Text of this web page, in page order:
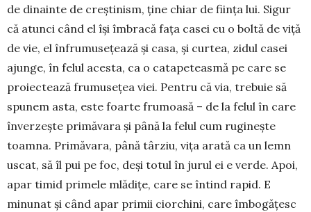
de dinainte de creștinism, ține chiar de ființa lui. Sigur
că atunci când el își îmbracă fața casei cu o boltă de viță
de vie, el înfrumusețează și casa, și curtea, zidul casei
ajunge, în felul acesta, ca o catapeteasmă pe care se
proiectează frumusețea viei. Pentru că via, trebuie să
spunem asta, este foarte frumoasă – de la felul în care
înverzește primăvara și până la felul cum ruginește
toamna. Primăvara, până târziu, vița arată ca un lemn
uscat, să îl pui pe foc, deși totul în jurul ei e verde. Apoi,
apar timid primele mlădițe, care se întind rapid. E
minunat și când apar primii ciorchini, care îmbogățesc